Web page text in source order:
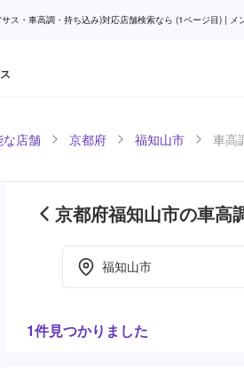
ス・車高調・持ち込み)対応店舗検索なら (1ページ目) | メ
店舗 京都府 福知山市 車高
京都府福知山市の車高
福知山市
1件見つかりました